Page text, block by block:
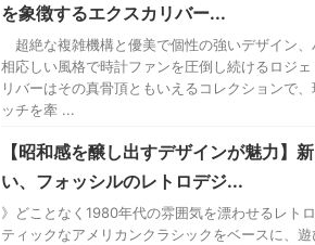
を象徴するエクスカリバー...
超絶な複雑機構と優美で個性の強いデザイン、
相応しい風格で時計ファンを圧倒し続けるロジ
リバーはその真骨頂ともいえるコレクションで
ッチを牽 ...
【昭和感を醸し出すデザインが魅力】
い、フォッシルのレトロデジ...
》どことなく1980年代の雰囲気を漂わせるレ
ティックなアメリカンクラシックをベースに、